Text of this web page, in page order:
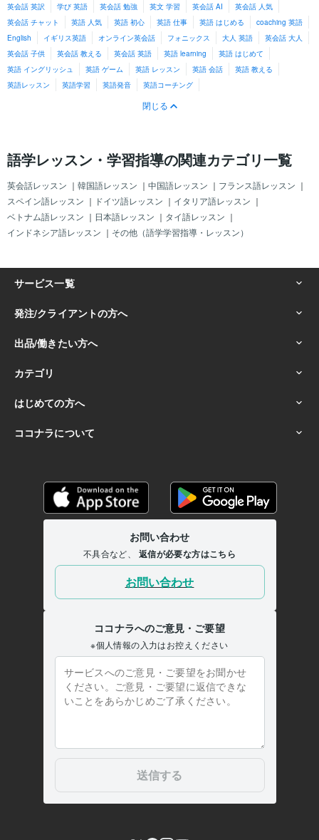
英会話 英訳
学び 英語 英会話 勉強 英文 学習 英会話 AI
英会話 人気
英会話 チャット
英語 人気 英語 初心 英語 仕事 英語 はじめる
coaching 英語
English
イギリス英語 オンライン英会話 フォニックス 大人 英語
英会話 大人
英会話 子供
英会話 教える 英会話 英語 英語 learning
英語 はじめて
英語 イングリッシュ
英語 ゲーム 英語 レッスン 英語 会話
英語 教える
英語レッスン
英語学習 英語発音 英語コーチング
閉じる
語学レッスン・学習指導の関連カテゴリ一覧
英会話レッスン ｜ 韓国語レッスン ｜ 中国語レッスン ｜ フランス語レッスン ｜
スペイン語レッスン ｜ ドイツ語レッスン ｜ イタリア語レッスン ｜
ベトナム語レッスン ｜ 日本語レッスン ｜ タイ語レッスン ｜
インドネシア語レッスン ｜ その他（語学学習指導・レッスン）